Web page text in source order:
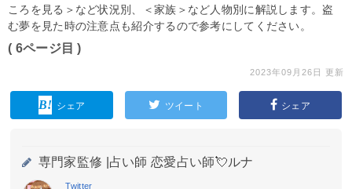
ころを見る＞など状況別、＜家族＞など人物別に解説します。盗
む夢を見た時の注意点も紹介するので参考にしてください。
( 6ページ目 )
2023年09月26日 更新
シェア ツイート シェア
専門家監修 | 占い師 恋愛占い師💘ルナ
Twitter